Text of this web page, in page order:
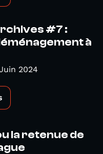
#7 :
à
2024
la retenue de